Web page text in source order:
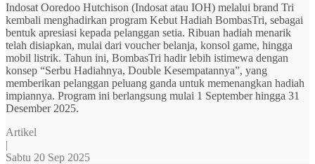
Indosat Ooredoo Hutchison (Indosat atau IOH) melalui brand Tri
kembali menghadirkan program Kebut Hadiah BombasTri, sebagai
bentuk apresiasi kepada pelanggan setia. Ribuan hadiah menarik
telah disiapkan, mulai dari voucher belanja, konsol game, hingga
mobil listrik. Tahun ini, BombasTri hadir lebih istimewa dengan
konsep “Serbu Hadiahnya, Double Kesempatannya”, yang
memberikan pelanggan peluang ganda untuk memenangkan hadiah
impiannya. Program ini berlangsung mulai 1 September hingga 31
Desember 2025.
Artikel
|
Sabtu 20 Sep 2025